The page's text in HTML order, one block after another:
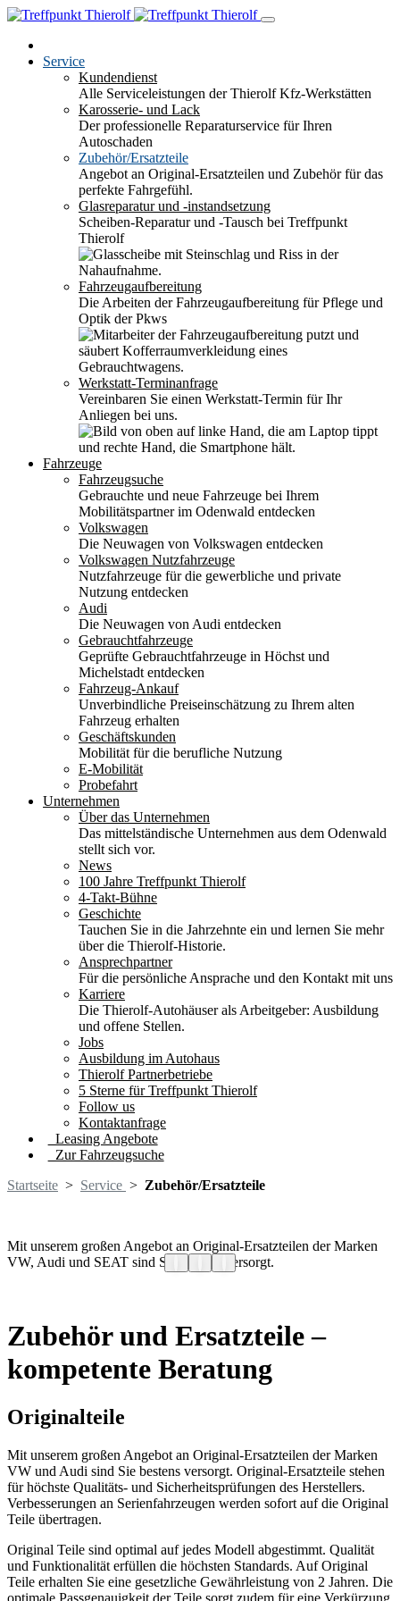
Service
Kundendienst
Alle Serviceleistungen der Thierolf Kfz-Werkstätten
Karosserie- und Lack
Der professionelle Reparaturservice für Ihren
Autoschaden
Zubehör/Ersatzteile
Angebot an Original-Ersatzteilen und Zubehör für das
perfekte Fahrgefühl.
Glasreparatur und -instandsetzung
Scheiben-Reparatur und -Tausch bei Treffpunkt
Thierolf
Fahrzeugaufbereitung
Die Arbeiten der Fahrzeugaufbereitung für Pflege und
Optik der Pkws
Werkstatt-Terminanfrage
Vereinbaren Sie einen Werkstatt-Termin für Ihr
Anliegen bei uns.
Fahrzeuge
Fahrzeugsuche
Gebrauchte und neue Fahrzeuge bei Ihrem
Mobilitätspartner im Odenwald entdecken
Volkswagen
Die Neuwagen von Volkswagen entdecken
Volkswagen Nutzfahrzeuge
Nutzfahrzeuge für die gewerbliche und private
Nutzung entdecken
Audi
Die Neuwagen von Audi entdecken
Gebrauchtfahrzeuge
Geprüfte Gebrauchtfahrzeuge in Höchst und
Michelstadt entdecken
Fahrzeug-Ankauf
Unverbindliche Preiseinschätzung zu Ihrem alten
Fahrzeug erhalten
Geschäftskunden
Mobilität für die berufliche Nutzung
E-Mobilität
Probefahrt
Unternehmen
Über das Unternehmen
Das mittelständische Unternehmen aus dem Odenwald
stellt sich vor.
News
100 Jahre Treffpunkt Thierolf
4-Takt-Bühne
Geschichte
Tauchen Sie in die Jahrzehnte ein und lernen Sie mehr
über die Thierolf-Historie.
Ansprechpartner
Für die persönliche Ansprache und den Kontakt mit uns
Karriere
Die Thierolf-Autohäuser als Arbeitgeber: Ausbildung
und offene Stellen.
Jobs
Ausbildung im Autohaus
Thierolf Partnerbetriebe
5 Sterne für Treffpunkt Thierolf
Follow us
Kontaktanfrage
Leasing Angebote
Zur Fahrzeugsuche
Startseite > Service > Zubehör/Ersatzteile
Mit unserem großen Angebot an Original-Ersatzteilen der Marken
VW, Audi und SEAT sind Sie bestens versorgt.
Zubehör und Ersatzteile –
kompetente Beratung
Originalteile
Mit unserem großen Angebot an Original-Ersatzteilen der Marken
VW und Audi sind Sie bestens versorgt. Original-Ersatzteile stehen
für höchste Qualitäts- und Sicherheitsprüfungen des Herstellers.
Verbesserungen an Serienfahrzeugen werden sofort auf die Original
Teile übertragen.
Original Teile sind optimal auf jedes Modell abgestimmt. Qualität
und Funktionalität erfüllen die höchsten Standards. Auf Original
Teile erhalten Sie eine gesetzliche Gewährleistung von 2 Jahren. Die
optimale Passgenauigkeit der Teile sorgt zudem für eine Verkürzung